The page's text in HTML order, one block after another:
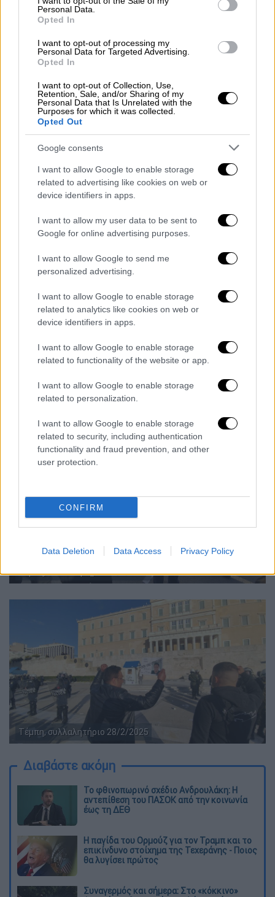
Personal Data.
Opted In
I want to opt-out of processing my
Personal Data for Targeted Advertising.
Opted In
I want to opt-out of Collection, Use,
Retention, Sale, and/or Sharing of my
Personal Data that Is Unrelated with the
Purposes for which it was collected.
Opted Out
Google consents
I want to allow Google to enable storage
related to advertising like cookies on web or
device identifiers in apps.
I want to allow my user data to be sent to
Google for online advertising purposes.
I want to allow Google to send me
personalized advertising.
I want to allow Google to enable storage
related to analytics like cookies on web or
device identifiers in apps.
I want to allow Google to enable storage
related to functionality of the website or app.
I want to allow Google to enable storage
related to personalization.
I want to allow Google to enable storage
related to security, including authentication
functionality and fraud prevention, and other
user protection.
CONFIRM
Data Deletion Data Access Privacy Policy
διώξει τους διαδηλωτές από τη
Ελλάδα|28.02.2025 17:00
Τελικά πόσο κόσμο είχε το
συλλαλητήριο στο Σύνταγμα; Τι
απαντά ειδική εφαρμογή
« Δεν έχουν τίποτα με εσάς. Απλά αφήστε τα
κάτω, δεν θα σας κάνουν τίποτα. Μπορούσε
είστε μαζί μας», τους είπε.
Τραγούδησαν «της δικαιοσύνης ήλιε
νοητέ» στη μνήμη των θυμάτων
Στη συνέχεια κάθισε με νεαρούς
διαδηλωτές, που τραγουδούσαν το «
δικαιοσύνης ήλιε νοητέ
Θοδωράκη στη μνήμη των θυμάτων. Αρκετοί
έσπευσαν να του δώσουν μία αγκαλιά για να
Τέμπη, συλλαλητήριο 28/2/2025
Τέμπη, συλλαλητήριο 28/2/2025
Διαβάστε ακόμη
Το φθινοπωρινό σχέδιο Ανδρουλάκη: Η
αντεπίθεση του ΠΑΣΟΚ από την κοινωνία
έως τη ΔΕΘ
Η παγίδα του Ορμούζ για τον Τραμπ και το
επικίνδυνο στοίχημα της Τεχεράνης - Ποιος
θα λυγίσει πρώτος
Συναγερμός και σήμερα: Στο «κόκκινο»